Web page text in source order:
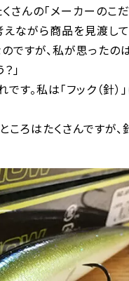
さんの「メーカーのこ
ながら商品を見渡して
すが、私が思ったのは
」
。私は「フック（針）
ころはたくさんですが